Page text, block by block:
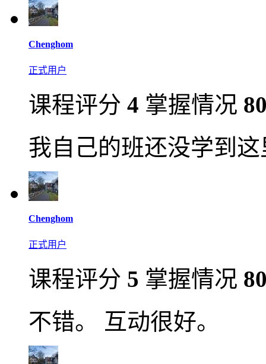
Chenghom
正式用户
课程评分 4 掌握情况
我自己的班还没学到
Chenghom
正式用户
课程评分 5 掌握情况
不错。 互动很好。